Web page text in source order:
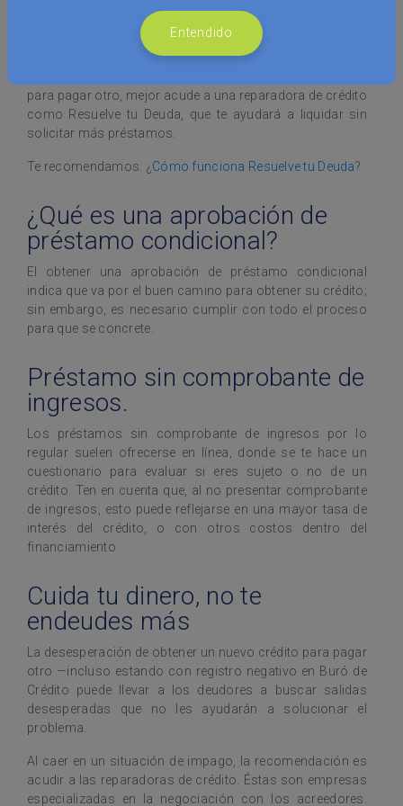
situaciones es posible que ningún banco reconocido les
proporcione un crédito, ya que no tienen historial o
simplemente tienen deudas vigentes. Para evitar eso,
para pagar otro, mejor acude a una reparadora de crédito
como Resuelve tu Deuda, que te ayudará a liquidar sin
solicitar más préstamos.
Te recomendamos: ¿ Cómo funciona Resuelve tu Deuda?
¿Qué es una aprobación de
préstamo condicional?
El obtener una aprobación de préstamo condicional
indica que va por el buen camino para obtener su crédito;
sin embargo, es necesario cumplir con todo el proceso
para que se concrete.
Préstamo sin comprobante de
ingresos.
Los préstamos sin comprobante de ingresos por lo
regular suelen ofrecerse en línea, donde se te hace un
cuestionario para evaluar si eres sujeto o no de un
crédito. Ten en cuenta que, al no presentar comprobante
de ingresos, esto puede reflejarse en una mayor tasa de
interés del crédito, o con otros costos dentro del
financiamiento.
Cuida tu dinero, no te
endeudes más
La desesperación de obtener un nuevo crédito para pagar
otro —incluso estando con registro negativo en Buró de
Crédito puede llevar a los deudores a buscar salidas
desesperadas que no les ayudarán a solucionar el
problema.
Al caer en un situación de impago, la recomendación es
acudir a las reparadoras de crédito. Éstas son empresas
especializadas en la negociación con los acreedores.
Entendido